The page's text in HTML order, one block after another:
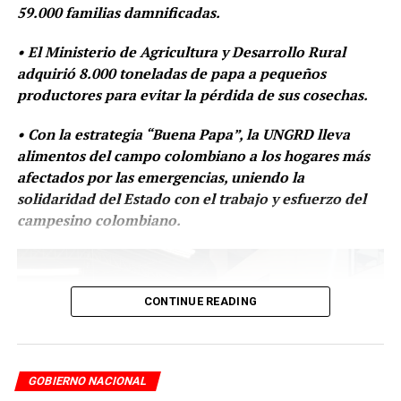
UP NEXT
Grupo Ecopetrol entrega ayudas humanitarias a más de
29 mil damnificados por ola invernal en el Caribe
DON'T MISS
UNGRD entrega Papa a familias damnificadas por las
lluvias en Casanare
Esta gestión obedece a la activación de un esquema de
atención que se articula junto con las gobernaciones y
las alcaldías, como parte de la gestión integral del
territorio y en respuesta a la crisis humanitaria
generada por las condiciones adversas.
Desde este lunes se iniciaron las entregas por vía fluvial
semana, con el apoyo de las entidades locales y
59.000 familias damnificadas.
• El Ministerio de Agricultura y Desarrollo Rural
adquirió 8.000 toneladas de papa a pequeños
productores para evitar la pérdida de sus cosechas.
• Con la estrategia “Buena Papa”, la UNGRD lleva
alimentos del campo colombiano a los hogares más
afectados por las emergencias, uniendo la
solidaridad del Estado con el trabajo y esfuerzo del
campesino colombiano.
CONTINUE READING
GOBIERNO NACIONAL